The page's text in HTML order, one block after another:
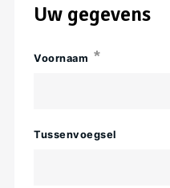
Uw gegevens
Voornaam
Tussenvoegsel